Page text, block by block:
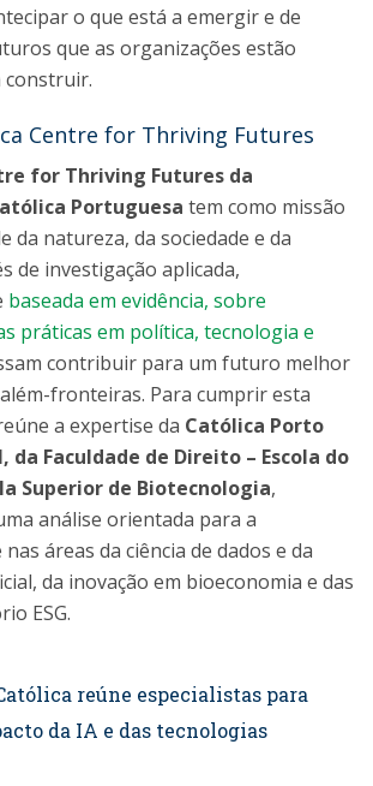
o que está a emergir e de
que as organizações estão
construir.
Centre for Thriving Futures
for Thriving Futures da
Portuguesa tem como missão
da natureza, da sociedade e da
de investigação aplicada,
baseada em evidência, sobre
práticas em política, tecnologia e
contribuir para um futuro melhor
fronteiras. Para cumprir esta
a expertise da Católica Porto
da Faculdade de Direito – Escola do
Superior de Biotecnologia,
análise orientada para a
áreas da ciência de dados e da
da inovação em bioeconomia e das
ESG.
reúne especialistas para
da IA e das tecnologias